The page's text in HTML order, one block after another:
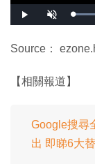
播
放
開
啟
Source：
【相關報道】
Google搜尋
出 即睇6大